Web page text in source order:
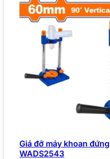
Giá đỡ máy khoan
WADS2543